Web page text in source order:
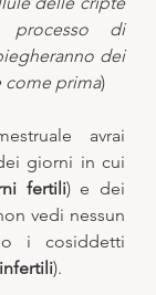
di
dei
come prima)
avrai
giorni in cui
fertili) e dei
vedi nessun
i cosiddetti
).